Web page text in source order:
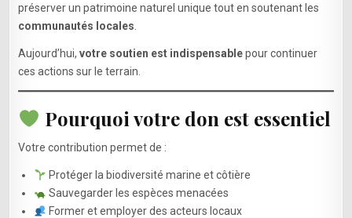
préserver un patrimoine naturel unique tout en soutenant les
communautés locales
Aujourd’hui,votre soutien est indispensablepour continuer
ces actions sur le terrain.
Pourquoi votre don est essentiel
Votre contribution permet de :
Protéger la biodiversité marine et côtière
Sauvegarder les espèces menacées
Former et employer des acteurs locaux